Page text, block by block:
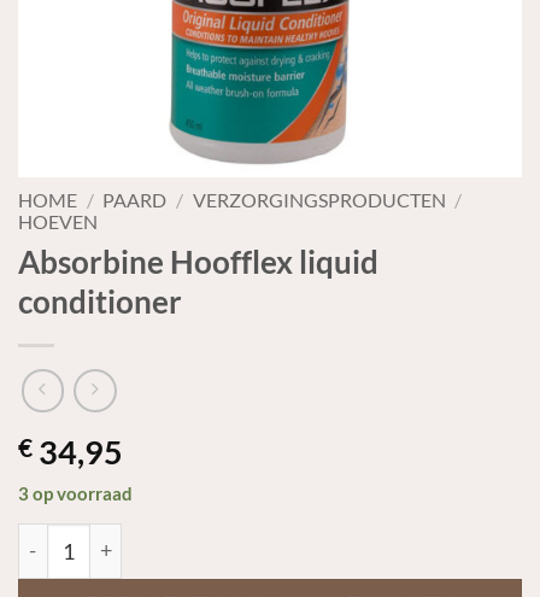
HOME / PAARD / VERZORGINGSPRODUCTEN /
HOEVEN
Absorbine Hoofflex liquid
conditioner
€ 34,95
3 op voorraad